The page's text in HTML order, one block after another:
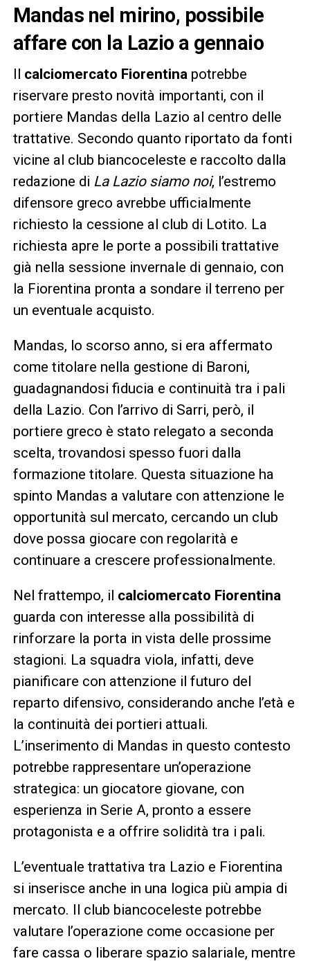
Mandas nel mirino, possibile
affare con la Lazio a gennaio
Il calciomercato Fiorentina potrebbe
riservare presto novità importanti, con il
portiere Mandas della Lazio al centro delle
trattative. Secondo quanto riportato da fonti
vicine al club biancoceleste e raccolto dalla
redazione di La Lazio siamo noi, l’estremo
difensore greco avrebbe ufficialmente
richiesto la cessione al club di Lotito. La
richiesta apre le porte a possibili trattative
già nella sessione invernale di gennaio, con
la Fiorentina pronta a sondare il terreno per
un eventuale acquisto.
Mandas, lo scorso anno, si era affermato
come titolare nella gestione di Baroni,
guadagnandosi fiducia e continuità tra i pali
della Lazio. Con l’arrivo di Sarri, però, il
portiere greco è stato relegato a seconda
scelta, trovandosi spesso fuori dalla
formazione titolare. Questa situazione ha
spinto Mandas a valutare con attenzione le
opportunità sul mercato, cercando un club
dove possa giocare con regolarità e
continuare a crescere professionalmente.
Nel frattempo, il calciomercato Fiorentina
guarda con interesse alla possibilità di
rinforzare la porta in vista delle prossime
stagioni. La squadra viola, infatti, deve
pianificare con attenzione il futuro del
reparto difensivo, considerando anche l’età e
la continuità dei portieri attuali.
L’inserimento di Mandas in questo contesto
potrebbe rappresentare un’operazione
strategica: un giocatore giovane, con
esperienza in Serie A, pronto a essere
protagonista e a offrire solidità tra i pali.
L’eventuale trattativa tra Lazio e Fiorentina
si inserisce anche in una logica più ampia di
mercato. Il club biancoceleste potrebbe
valutare l’operazione come occasione per
fare cassa o liberare spazio salariale, mentre